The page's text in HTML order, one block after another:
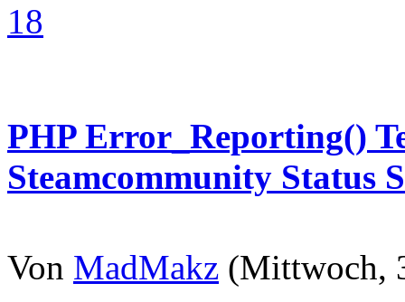
18
PHP Error_Reporting()
Steamcommunity Status
Von MadMakz (Mittwoch,